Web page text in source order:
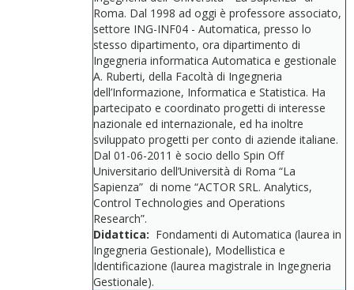
Roma. Dal 1998 ad oggi è professore associato,
settore ING-INF04 - Automatica, presso lo
stesso dipartimento, ora dipartimento di
Ingegneria informatica Automatica e gestionale
A. Ruberti, della Facoltà di Ingegneria
dell’Informazione, Informatica e Statistica. Ha
partecipato e coordinato progetti di interesse
nazionale ed internazionale, ed ha inoltre
sviluppato progetti per conto di aziende italiane.
Dal 01-06-2011 è socio dello Spin Off
Universitario dell’Università di Roma “La
Sapienza” di nome “ACTOR SRL. Analytics,
Control Technologies and Operations
Research”.
Didattica: Fondamenti di Automatica (laurea in
Ingegneria Gestionale), Modellistica e
Identificazione (laurea magistrale in Ingegneria
Gestionale).